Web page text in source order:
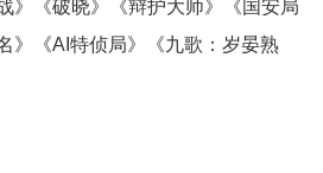
》《破晓》《辩护大师》《国安局
》《AI特侦局》《九歌：岁晏熟